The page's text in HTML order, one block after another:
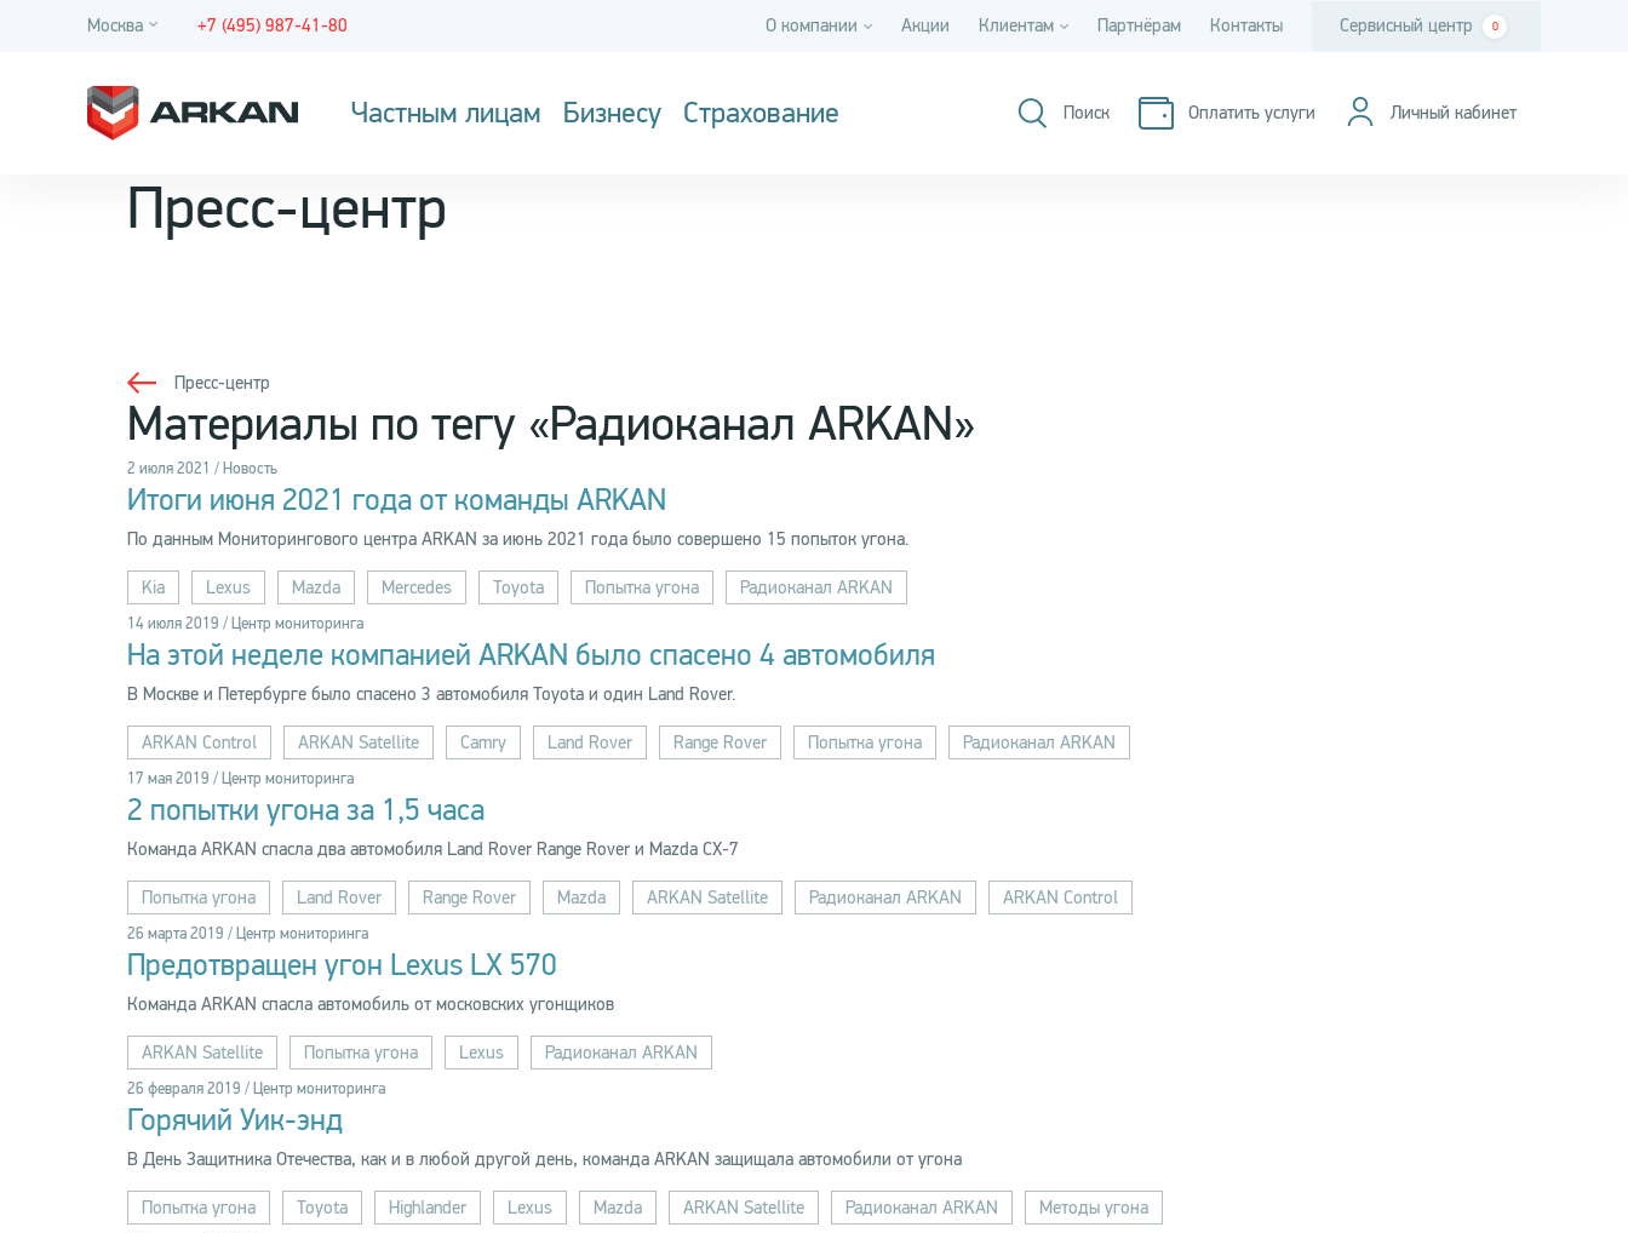
Москва +7 (495) 987-41-80 О компании Акции Клиентам Партнёрам Контакты Сервисный центр 0
Частным лицам Бизнесу Страхование Поиск Оплатить услуги Личный кабинет
Пресс-центр
Пресс-центр
Материалы по тегу «Радиоканал ARKAN»
2 июля 2021 / Новость
Итоги июня 2021 года от команды ARKAN
По данным Мониторингового центра ARKAN за июнь 2021 года было совершено 15 попыток угона.
Kia Lexus Mazda Mercedes Toyota Попытка угона Радиоканал ARKAN
14 июля 2019 / Центр мониторинга
На этой неделе компанией ARKAN было спасено 4 автомобиля
В Москве и Петербурге было спасено 3 автомобиля Toyota и один Land Rover.
ARKAN Control ARKAN Satellite Camry Land Rover Range Rover Попытка угона Радиоканал ARKAN
17 мая 2019 / Центр мониторинга
2 попытки угона за 1,5 часа
Команда ARKAN спасла два автомобиля Land Rover Range Rover и Mazda CX-7
Попытка угона Land Rover Range Rover Mazda ARKAN Satellite Радиоканал ARKAN ARKAN Control
26 марта 2019 / Центр мониторинга
Предотвращен угон Lexus LX 570
Команда ARKAN спасла автомобиль от московских угонщиков
ARKAN Satellite Попытка угона Lexus Радиоканал ARKAN
26 февраля 2019 / Центр мониторинга
Горячий Уик-энд
В День Защитника Отечества, как и в любой другой день, команда ARKAN защищала автомобили от угона
Попытка угона Toyota Highlander Lexus Mazda ARKAN Satellite Радиоканал ARKAN Методы угона